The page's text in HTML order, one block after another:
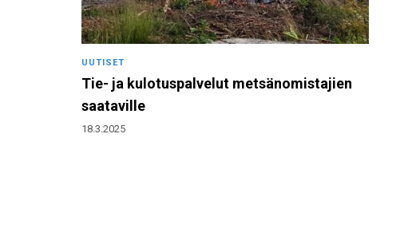
UUTISET
Tie- ja kulotuspalvelut metsänomistajien
saataville
18.3.2025